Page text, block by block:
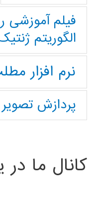
فیلم آموزشی
الگوریتم
نرم افزار
پردازش تصویر
کانال ما